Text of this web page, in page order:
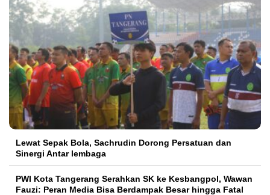
Lewat Sepak Bola, Sachrudin Dorong Persatuan dan
Sinergi Antar lembaga
PWI Kota Tangerang Serahkan SK ke Kesbangpol, Wawan
Fauzi: Peran Media Bisa Berdampak Besar hingga Fatal